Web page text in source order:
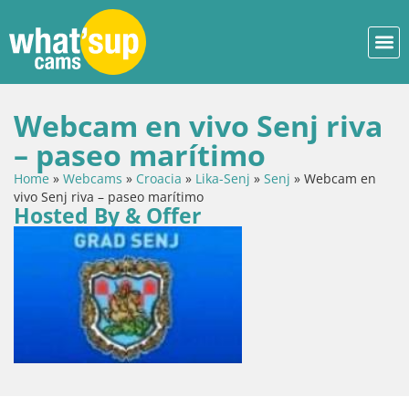
Webcam en vivo Senj riva
– paseo marítimo
Home » Webcams » Croacia » Lika-Senj » Senj » Webcam en
vivo Senj riva – paseo marítimo
Hosted By & Offer